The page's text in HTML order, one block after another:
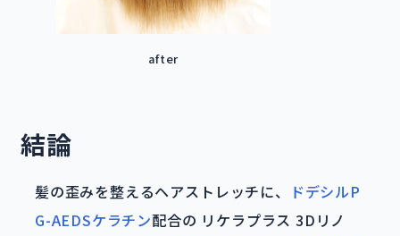
after
結論
髪の歪みを整えるヘアストレッチに、
ドデシルP
G-AEDSケラチン配合の リケラプラス 3Dリノ